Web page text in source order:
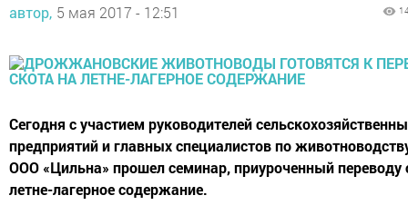
автор, 5 мая 2017 - 12:51
Сегодня с участием руководителей
предприятий и главных специалистов по
ООО «Цильна» прошел семинар, приуроченный переводу
летне-лагерное содержание.